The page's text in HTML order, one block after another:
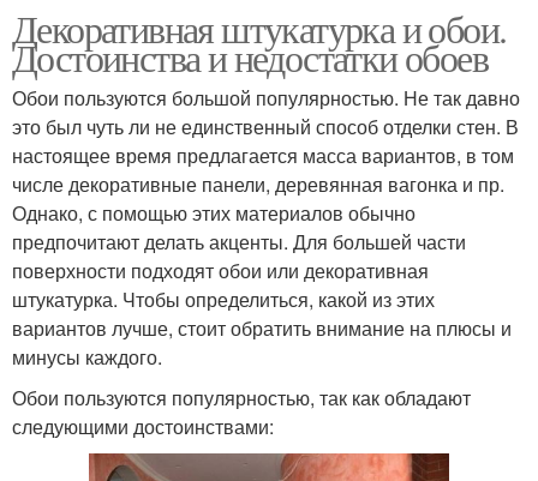
Декоративная штукатурка и обои.
Достоинства и недостатки обоев
Обои пользуются большой популярностью. Не так давно
это был чуть ли не единственный способ отделки стен. В
настоящее время предлагается масса вариантов, в том
числе декоративные панели, деревянная вагонка и пр.
Однако, с помощью этих материалов обычно
предпочитают делать акценты. Для большей части
поверхности подходят обои или декоративная
штукатурка. Чтобы определиться, какой из этих
вариантов лучше, стоит обратить внимание на плюсы и
минусы каждого.
Обои пользуются популярностью, так как обладают
следующими достоинствами: